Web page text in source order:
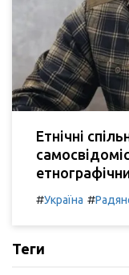
Етнічні
#Україна #
Теги